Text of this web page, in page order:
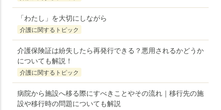
「わたし」を大切にしながら
介護に関するトピック
介護保険証は紛失したら再発行できる？悪用されるかどうか
についても解説！
介護に関するトピック
病院から施設へ移る際にすべきことやその流れ｜移行先の施
設や移行時の問題についても解説